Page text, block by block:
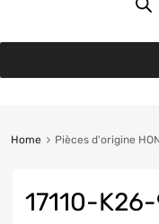
Home Pièces d'origine
17110-